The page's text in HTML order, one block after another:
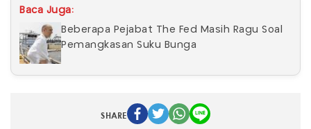
Baca Juga:
Beberapa Pejabat The Fed Masih Ragu Soal
Pemangkasan Suku Bunga
SHARE